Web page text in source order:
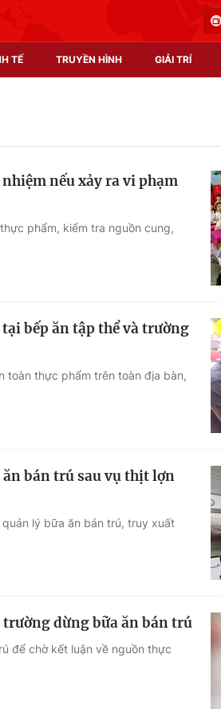
TẾ TRUYỀN HÌNH GIẢI TRÍ
Hậu trường
Giải sao mai
Tuyển sinh
nếu xảy ra vi phạm
phẩm, kiểm tra nguồn cung,
bếp ăn tập thể và trường
toàn thực phẩm trên toàn địa bàn,
ăn bán trú sau vụ thịt lợn
lý bữa ăn bán trú, truy xuất
dừng bữa ăn bán trú
để chờ kết luận về nguồn thực